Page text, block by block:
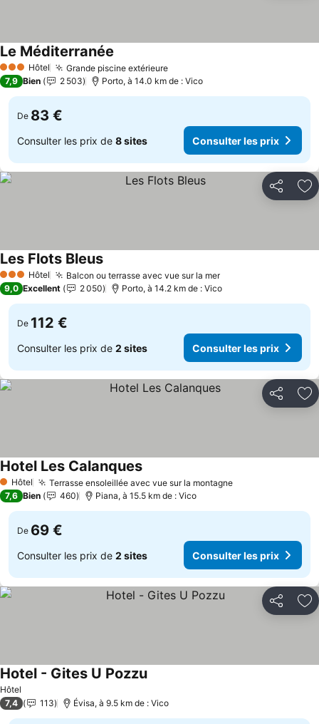
3 ÉtoilesHôtel Grande piscine extérieureConsulter les prix
Le Méditerranée
7,9 Bien 2 503 Porto, à 14.0 km de : Vico
De 83 €
Consulter les prix de 8 sites Consulter les prix
Partager
3 ÉtoilesHôtel Balcon ou terrasse avec vue sur la merConsulter les prix
Les Flots BleusConsulter les prix
9,0 Excellent 2 050 Porto, à 14.2 km de : Vico
De 112 €
Consulter les prix de 2 sites Consulter les prix
Partager
1 Étoiles
Hôtel Terrasse ensoleillée avec vue sur la montagneConsulter les
Hotel Les CalanquesConsulter les prix
7,6 Bien 460 Piana, à 15.5 km de : Vico
De 69 €
Consulter les prix de 2 sites Consulter les prix
Partager
Hôtel
Hotel - Gites U PozzuConsulter les prix
7,4 113 Évisa, à 9.5 km de : Vico